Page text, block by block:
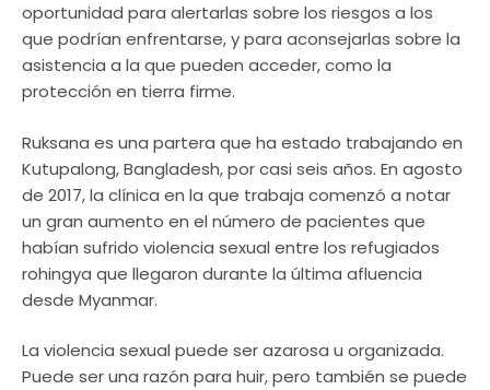
oportunidad para alertarlas sobre los riesgos a los
que podrían enfrentarse, y para aconsejarlas sobre la
asistencia a la que pueden acceder, como la
protección en tierra firme.
Ruksana es una partera que ha estado trabajando en
Kutupalong, Bangladesh, por casi seis años. En agosto
de 2017, la clínica en la que trabaja comenzó a notar
un gran aumento en el número de pacientes que
habían sufrido violencia sexual entre los refugiados
rohingya que llegaron durante la última afluencia
desde Myanmar.
La violencia sexual puede ser azarosa u organizada.
Puede ser una razón para huir, pero también se puede